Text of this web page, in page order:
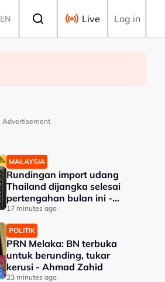
EN Live Log in
Advertisement
MALAYSIA
Rundingan import udang
Thailand dijangka selesai
pertengahan bulan ini -
Mohamad
17 minutes ago
POLITIK
PRN Melaka: BN terbuka
untuk berunding, tukar
kerusi - Ahmad Zahid
23 minutes ago